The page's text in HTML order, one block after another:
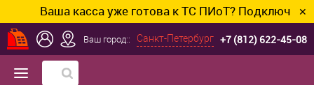
Ваша касса уже готова к ТС ПИоТ? Подключим и✕
Ваш город:: Санкт-Петербург +7 (812) 622-45-08